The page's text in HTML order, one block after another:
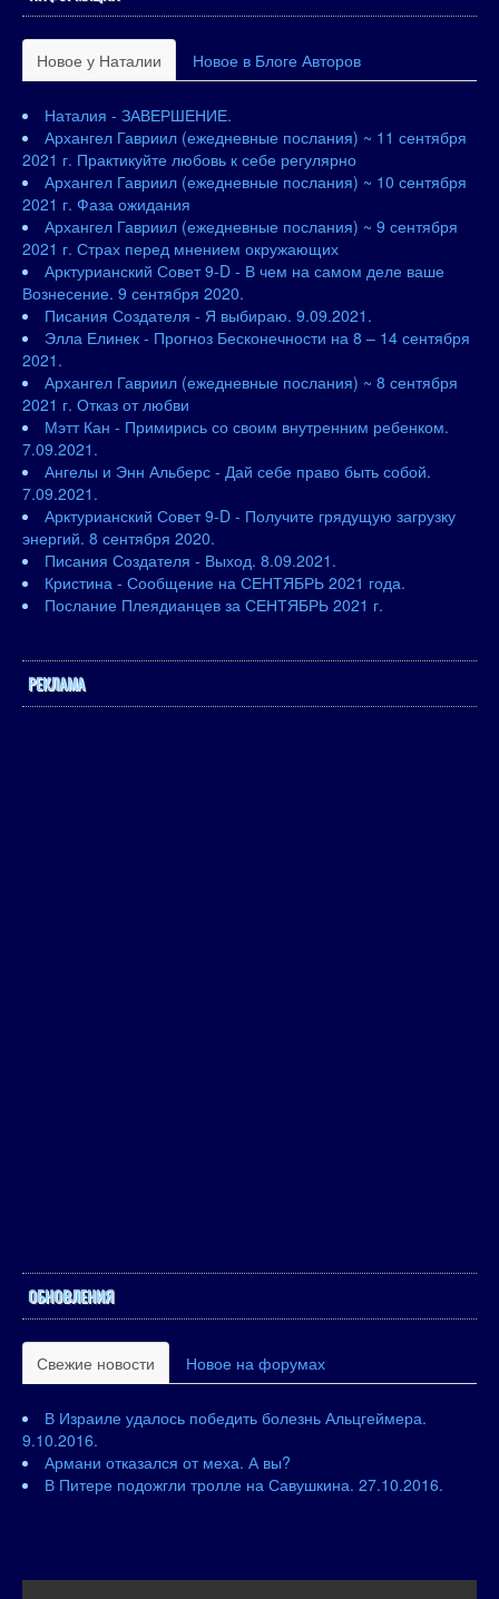
Новое у Наталии Новое в Блоге Авторов
Наталия - ЗАВЕРШЕНИЕ.
Архангел Гавриил (ежедневные послания) ~ 11 сентября
2021 г. Практикуйте любовь к себе регулярно
Архангел Гавриил (ежедневные послания) ~ 10 сентября
2021 г. Фаза ожидания
Архангел Гавриил (ежедневные послания) ~ 9 сентября
2021 г. Страх перед мнением окружающих
Арктурианский Совет 9-D - В чем на самом деле ваше
Вознесение. 9 сентября 2020.
Писания Создателя - Я выбираю. 9.09.2021.
Элла Елинек - Прогноз Бесконечности на 8 – 14 сентября
2021.
Архангел Гавриил (ежедневные послания) ~ 8 сентября
2021 г. Отказ от любви
Мэтт Кан - Примирись со своим внутренним ребенком.
7.09.2021.
Ангелы и Энн Альберс - Дай себе право быть собой.
7.09.2021.
Арктурианский Совет 9-D - Получите грядущую загрузку
энергий. 8 сентября 2020.
Писания Создателя - Выход. 8.09.2021.
Кристина - Сообщение на СЕНТЯБРЬ 2021 года.
Послание Плеядианцев за СЕНТЯБРЬ 2021 г.
РЕКЛАМА
ОБНОВЛЕНИЯ
Свежие новости Новое на форумах
В Израиле удалось победить болезнь Альцгеймера.
9.10.2016.
Армани отказался от меха. А вы?
В Питере подожгли тролле на Савушкина. 27.10.2016.